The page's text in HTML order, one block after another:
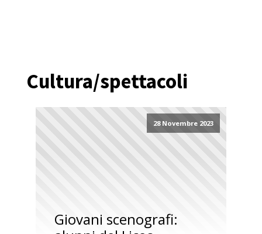
Cultura/spettacoli
28 Novembre 2023
Giovani scenografi: